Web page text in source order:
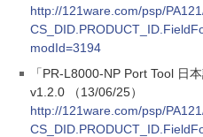
http://121ware.com/psp/
modId=3194
「PR-L8000-NP Port Tool 日
v1.2.0 （13/06/25）
http://121ware.com/psp/